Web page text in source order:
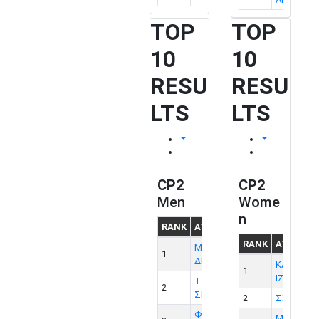
TOP
10
RESU
LTS
CP2
Men
RANK ATHLETE
1
ΜΑΤΘΕΣ
ΔΗΜΗΤΡΙΟΣ
M
2
ΤΣΕΚΟΥΡΑΣ
ΣΠΥΡΟΣ
M
ΦΑΣΣΑΣ
TOP
10
RESU
LTS
CP2
Wome
n
RANK ATHLETE
1
2
ΣΧΙΖΑ